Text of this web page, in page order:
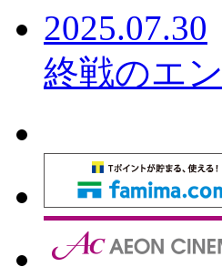
2025.07.30
終戦のエ